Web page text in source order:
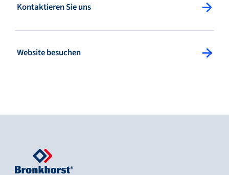
Kontaktieren Sie uns: Kontaktieren Sie uns
Website besuchen: Website besuchen